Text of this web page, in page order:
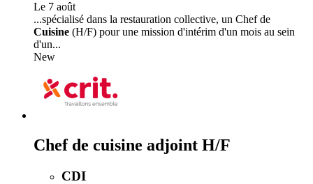
Le 7 août
...spécialisé dans la restauration collective, un Chef de
Cuisine (H/F) pour une mission d'intérim d'un mois au sein
d'un...
New
Chef de cuisine adjoint H/F
CDI